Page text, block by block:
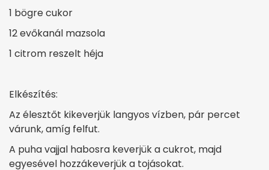
1 bögre cukor
12 evőkanál mazsola
1 citrom reszelt héja
Elkészítés:
Az élesztőt kikeverjük langyos vízben, pár percet
várunk, amíg felfut.
A puha vajjal habosra keverjük a cukrot, majd
egyesével hozzákeverjük a tojásokat.